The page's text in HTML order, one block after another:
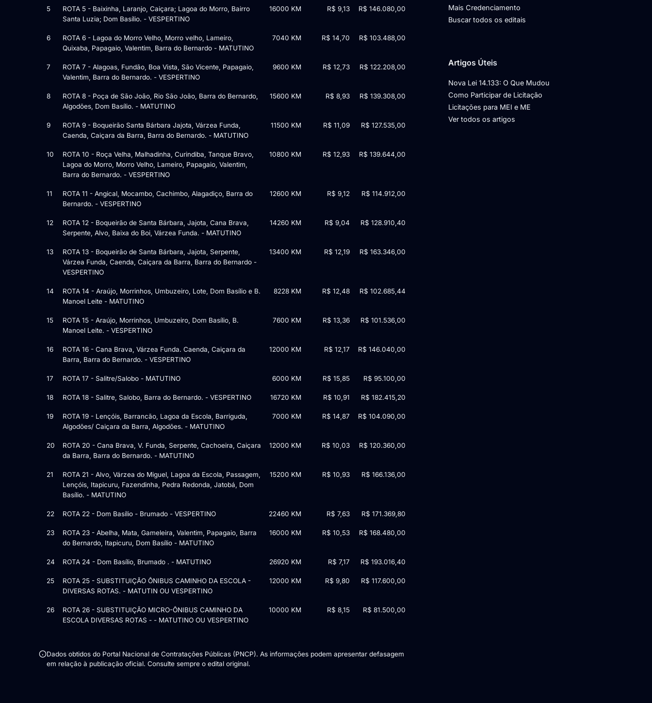
5
ROTA 5 - Baixinha, Laranjo, Caiçara; Lagoa do Morro, Bairro
Santa Luzia; Dom Basílio. - VESPERTINO
16000 KM R$ 9,13 R$ 146.080,00
6
ROTA 6 - Lagoa do Morro Velho, Morro velho, Lameiro,
Quixaba, Papagaio, Valentim, Barra do Bernardo - MATUTINO
7040 KM R$ 14,70 R$ 103.488,00
7
ROTA 7 - Alagoas, Fundão, Boa Vista, São Vicente, Papagaio,
Valentim, Barra do Bernardo. - VESPERTINO
9600 KM R$ 12,73 R$ 122.208,00
8
ROTA 8 - Poça de São João, Rio São João, Barra do Bernardo,
Algodões, Dom Basílio. - MATUTINO
15600 KM R$ 8,93 R$ 139.308,00
9
ROTA 9 - Boqueirão Santa Bárbara Jajota, Várzea Funda,
Caenda, Caiçara da Barra, Barra do Bernardo. - MATUTINO
11500 KM R$ 11,09 R$ 127.535,00
10
ROTA 10 - Roça Velha, Malhadinha, Curindiba, Tanque Bravo,
Lagoa do Morro, Morro Velho, Lameiro, Papagaio, Valentim,
Barra do Bernardo. - VESPERTINO
10800 KM R$ 12,93 R$ 139.644,00
11
ROTA 11 - Angical, Mocambo, Cachimbo, Alagadiço, Barra do
Bernardo. - VESPERTINO
12600 KM R$ 9,12 R$ 114.912,00
12
ROTA 12 - Boqueirão de Santa Bárbara, Jajota, Cana Brava,
Serpente, Alvo, Baixa do Boi, Várzea Funda. - MATUTINO
14260 KM R$ 9,04 R$ 128.910,40
13
ROTA 13 - Boqueirão de Santa Bárbara, Jajota, Serpente,
Várzea Funda, Caenda, Caiçara da Barra, Barra do Bernardo -
VESPERTINO
13400 KM R$ 12,19 R$ 163.346,00
14
ROTA 14 - Araújo, Morrinhos, Umbuzeiro, Lote, Dom Basílio e B.
Manoel Leite - MATUTINO
8228 KM R$ 12,48 R$ 102.685,44
15
ROTA 15 - Araújo, Morrinhos, Umbuzeiro, Dom Basílio, B.
Manoel Leite. - VESPERTINO
7600 KM R$ 13,36 R$ 101.536,00
16
ROTA 16 - Cana Brava, Várzea Funda. Caenda, Caiçara da
Barra, Barra do Bernardo. - VESPERTINO
12000 KM R$ 12,17 R$ 146.040,00
17 ROTA 17 - Salitre/Salobo - MATUTINO 6000 KM R$ 15,85 R$ 95.100,00
18 ROTA 18 - Salitre, Salobo, Barra do Bernardo. - VESPERTINO 16720 KM R$ 10,91 R$ 182.415,20
19
ROTA 19 - Lençóis, Barrancão, Lagoa da Escola, Barriguda,
Algodões/ Caiçara da Barra, Algodões. - MATUTINO
7000 KM R$ 14,87 R$ 104.090,00
20
ROTA 20 - Cana Brava, V. Funda, Serpente, Cachoeira, Caiçara
da Barra, Barra do Bernardo. - MATUTINO
12000 KM R$ 10,03 R$ 120.360,00
21
ROTA 21 - Alvo, Várzea do Miguel, Lagoa da Escola, Passagem,
Lençóis, Itapicuru, Fazendinha, Pedra Redonda, Jatobá, Dom
Basílio. - MATUTINO
15200 KM R$ 10,93 R$ 166.136,00
22 ROTA 22 - Dom Basílio - Brumado - VESPERTINO 22460 KM R$ 7,63 R$ 171.369,80
23
ROTA 23 - Abelha, Mata, Gameleira, Valentim, Papagaio, Barra
do Bernardo, Itapicuru, Dom Basílio - MATUTINO
16000 KM R$ 10,53 R$ 168.480,00
24 ROTA 24 - Dom Basílio, Brumado . - MATUTINO 26920 KM R$ 7,17 R$ 193.016,40
25
ROTA 25 - SUBSTITUIÇÃO ÔNIBUS CAMINHO DA ESCOLA -
DIVERSAS ROTAS. - MATUTIN OU VESPERTINO
12000 KM R$ 9,80 R$ 117.600,00
26
ROTA 26 - SUBSTITUIÇÃO MICRO-ÔNIBUS CAMINHO DA
ESCOLA DIVERSAS ROTAS - - MATUTINO OU VESPERTINO
10000 KM R$ 8,15 R$ 81.500,00
Dados obtidos do Portal Nacional de Contratações Públicas (PNCP). As informações podem apresentar defasagem
em relação à publicação oficial. Consulte sempre o edital original.
Mais Credenciamento
Buscar todos os editais
Artigos Úteis
Nova Lei 14.133: O Que Mudou
Como Participar de Licitação
Licitações para MEI e ME
Ver todos os artigos